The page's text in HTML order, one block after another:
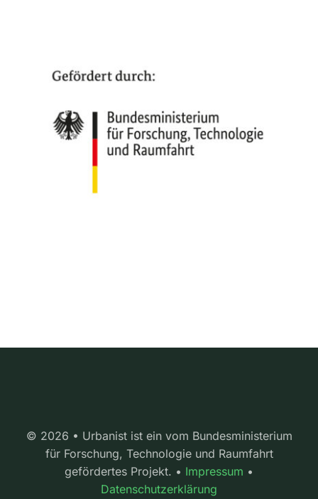
© 2026 • Urbanist ist ein vom Bundesministerium
für Forschung, Technologie und Raumfahrt
gefördertes Projekt. • Impressum •
Datenschutzerklärung